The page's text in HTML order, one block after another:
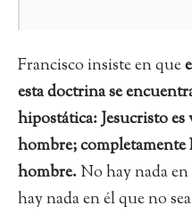
Francisco insiste en que
esta doctrina se
hipostática: Jesucristo
hombre;
hombre.No hay nada
hay nada en él que no